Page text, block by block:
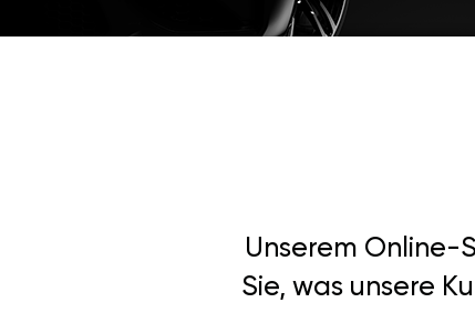
Unserem Online-
Sie, was unsere